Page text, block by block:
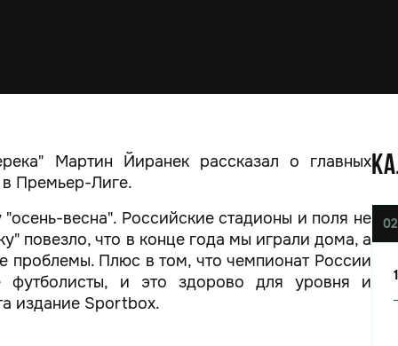
Мартин Йиранек рассказал о главных
Премьер-Лиге.
весна". Российские стадионы и поля не
повезло, что в конце года мы играли дома, а
проблемы. Плюс в том, что чемпионат России
футболисты, и это здорово для уровня и
издание Sportbox.